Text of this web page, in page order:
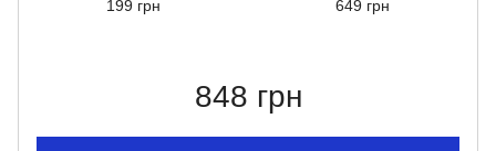
199 грн 649 грн
848 грн